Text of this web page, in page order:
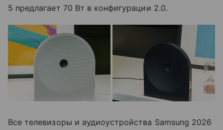
5 предлагает 70 Вт в конфигурации 2.0.
Все телевизоры и аудиоустройства Samsung 2026